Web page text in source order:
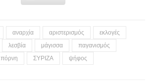
αναρχία αριστερισμός
εκλογές
λεσβία μάγισσα
παγανισμός
πόρνη ΣΥΡΙΖΑ ψήφος